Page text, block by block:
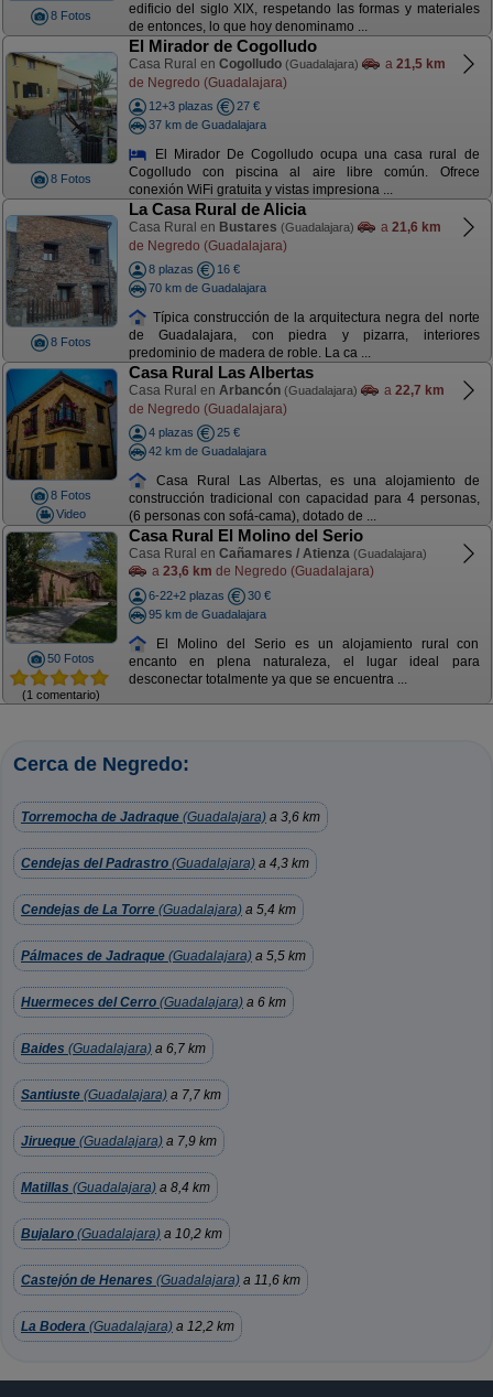
8 Fotos
edificio del siglo XIX, respetando las formas y materiales
de entonces, lo que hoy denominamo ...
8 Fotos
El Mirador de Cogolludo
Casa Rural en Cogolludo (Guadalajara) a 21,5 km
de Negredo (Guadalajara)
12+3 plazas
27 €
37 km de Guadalajara
El Mirador De Cogolludo ocupa una casa rural de
Cogolludo con piscina al aire libre común. Ofrece
conexión WiFi gratuita y vistas impresiona ...
8 Fotos
La Casa Rural de Alicia
Casa Rural en Bustares (Guadalajara) a 21,6 km
de Negredo (Guadalajara)
8 plazas
16 €
70 km de Guadalajara
Típica construcción de la arquitectura negra del norte
de Guadalajara, con piedra y pizarra, interiores
predominio de madera de roble. La ca ...
8 Fotos
Video
Casa Rural Las Albertas
Casa Rural en Arbancón (Guadalajara) a 22,7 km
de Negredo (Guadalajara)
4 plazas
25 €
42 km de Guadalajara
Casa Rural Las Albertas, es una alojamiento de
construcción tradicional con capacidad para 4 personas,
(6 personas con sofá-cama), dotado de ...
50 Fotos
(1 comentario)
Casa Rural El Molino del Serio
Casa Rural en Cañamares / Atienza (Guadalajara)
a 23,6 km de Negredo (Guadalajara)
6-22+2 plazas
30 €
95 km de Guadalajara
El Molino del Serio es un alojamiento rural con
encanto en plena naturaleza, el lugar ideal para
desconectar totalmente ya que se encuentra ...
Cerca de Negredo:
Torremocha de Jadraque (Guadalajara) a 3,6 km
Cendejas del Padrastro (Guadalajara) a 4,3 km
Cendejas de La Torre (Guadalajara) a 5,4 km
Pálmaces de Jadraque (Guadalajara) a 5,5 km
Huermeces del Cerro (Guadalajara) a 6 km
Baides (Guadalajara) a 6,7 km
Santiuste (Guadalajara) a 7,7 km
Jirueque (Guadalajara) a 7,9 km
Matillas (Guadalajara) a 8,4 km
Bujalaro (Guadalajara) a 10,2 km
Castejón de Henares (Guadalajara) a 11,6 km
La Bodera (Guadalajara) a 12,2 km